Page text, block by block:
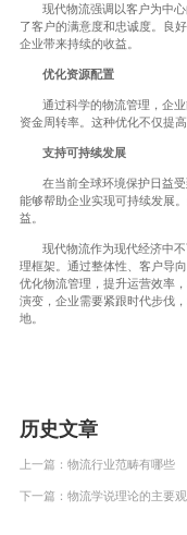
现代物流强调以客户为中
了客户的满意度和忠诚度。良
企业带来持续的收益。
优化资源配置
通过科学的物流管理，企
资金周转率。这种优化不仅提
支持可持续发展
在当前全球环境保护日益
能够帮助企业实现可持续发展
益。
现代物流作为现代经济中
理框架。通过整体性、客户导
优化物流管理，提升运营效率
演变，企业需要紧跟时代步伐
地。
历史文章
上一篇： 物流行业范畴有哪些
下一篇： 物流学说理论的主要